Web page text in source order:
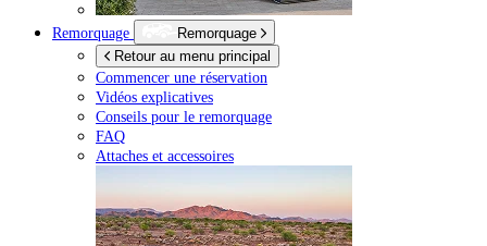
Remorquage
Remorquage
Retour au menu principal
Commencer une réservation
Vidéos explicatives
Conseils pour le remorquage
FAQ
Attaches et accessoires